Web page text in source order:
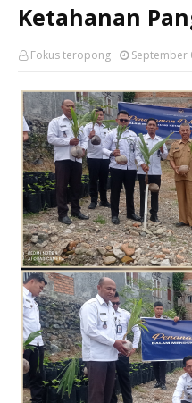
Ketahanan
Fokus teropong September